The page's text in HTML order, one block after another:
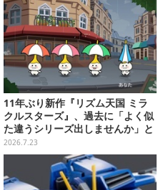
11年ぶり新作『リズム天国 ミラ
クルスターズ』、過去に「よく似
た違うシリーズ出しませんか」と
の話もあった。つんく♂noteで心
境語り任天堂前社長の岩田聡につ
いても言及
2026.7.23